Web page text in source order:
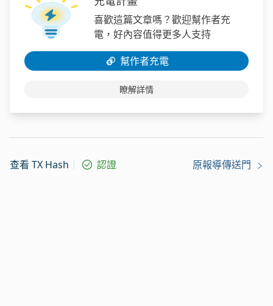
喜歡這篇文章嗎？歡迎幫作者充
電，好內容值得更多人支持
幫作者充電
瞭解詳情
查看 TX Hash 認證 原報導傳送門